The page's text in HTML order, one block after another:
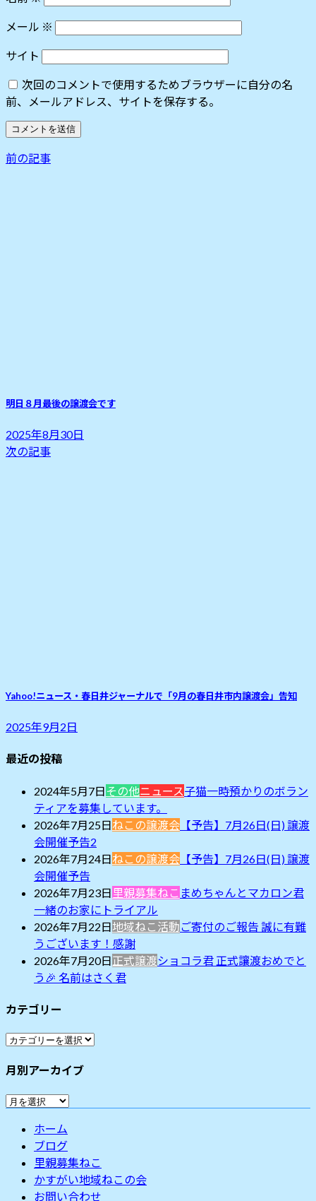
メール ※
サイト
次回のコメントで使用するためブラウザーに自分の名
前、メールアドレス、サイトを保存する。
前の記事
明日８月最後の譲渡会です
2025年8月30日
次の記事
Yahoo!ニュース・春日井ジャーナルで「9月の春日井市内譲渡会」告知
2025年9月2日
最近の投稿
2024年5月7日 その他ニュース 子猫一時預かりのボラン
ティアを募集しています。
2026年7月25日ねこの譲渡会 【予告】7月26日(日) 譲渡
会開催予告2
2026年7月24日ねこの譲渡会 【予告】7月26日(日) 譲渡
会開催予告
2026年7月23日 里親募集ねこ まめちゃんとマカロン君
一緒のお家にトライアル
2026年7月22日地域ねこ活動ご寄付のご報告 誠に有難
うございます！感謝
2026年7月20日正式譲渡ショコラ君 正式讓渡おめでと
う🎉 名前はさく君
カテゴリー
カ
ゴ
リ
ー
月別アーカイブ
月
ホーム
ブログ
里親募集ねこ
かすがい地域ねこの会
お問い合わせ